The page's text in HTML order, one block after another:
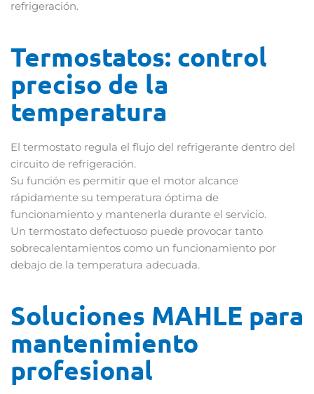
refrigeración.
Termostatos: control
preciso de la
temperatura
El termostato regula el flujo del refrigerante dentro del
circuito de refrigeración.
Su función es permitir que el motor alcance
rápidamente su temperatura óptima de
funcionamiento y mantenerla durante el servicio.
Un termostato defectuoso puede provocar tanto
sobrecalentamientos como un funcionamiento por
debajo de la temperatura adecuada.
Soluciones MAHLE para
mantenimiento
profesional